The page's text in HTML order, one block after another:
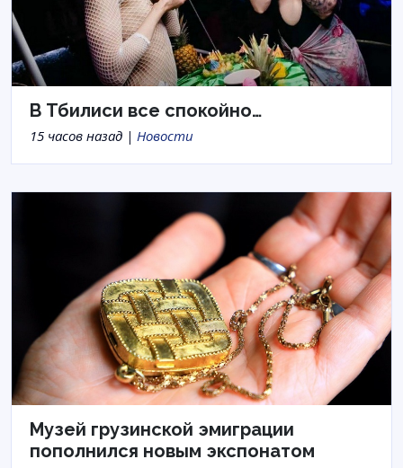
В Тбилиси все спокойно…
15 часов назад | Новости
Музей грузинской эмиграции
пополнился новым экспонатом